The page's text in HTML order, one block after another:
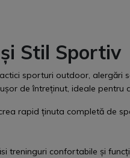
Stil Sportiv
sporturi outdoor,
de întreținut, ideale pentru
rapid ținuta completă de
treninguri confortabile și